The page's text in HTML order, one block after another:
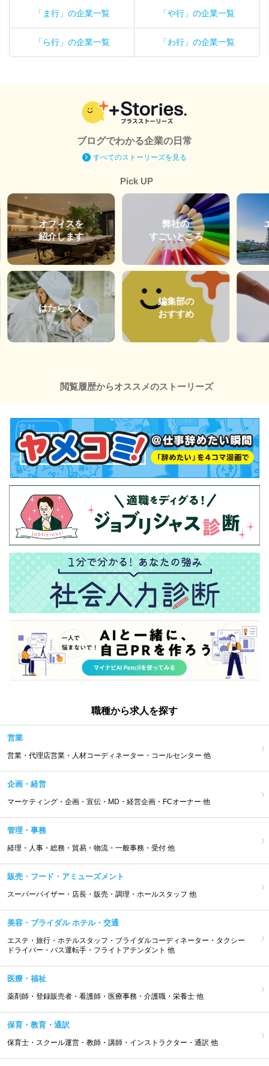
「ま行」の企業一覧 「や行」の企業一覧
「ら行」の企業一覧 「わ行」の企業一覧
ブログでわかる企業の日常
すべてのストーリーズを見る
Pick UP
オフィスを
紹介します
はたらく人
弊社の
すごいところ
編集部の
おすすめ
閲覧履歴からオススメのストーリーズ
職種から求人を探す
営業
営業・代理店営業・人材コーディネーター・コールセンター 他
企画・経営
マーケティング・企画・宣伝・MD・経営企画・FCオーナー 他
管理・事務
経理・人事・総務・貿易・物流・一般事務・受付 他
販売・フード・アミューズメント
スーパーバイザー・店長・販売・調理・ホールスタッフ 他
美容・ブライダル ホテル・交通
エステ・旅行・ホテルスタッフ・ブライダルコーディネーター・タクシー
ドライバー・バス運転手・フライトアテンダント 他
医療・福祉
薬剤師・登録販売者・看護師・医療事務・介護職・栄養士 他
保育・教育・通訳
保育士・スクール運営・教師・講師・インストラクター・通訳 他